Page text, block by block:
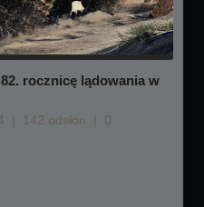
rocznicę lądowania w
| 142 odsłon |
0